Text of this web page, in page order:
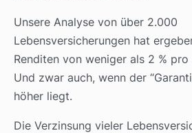
Unsere Analyse von über 2.000
Lebensversicherungen hat
Renditen von weniger als 2 %
Und zwar auch, wenn der
höher liegt.
Die Verzinsung vieler